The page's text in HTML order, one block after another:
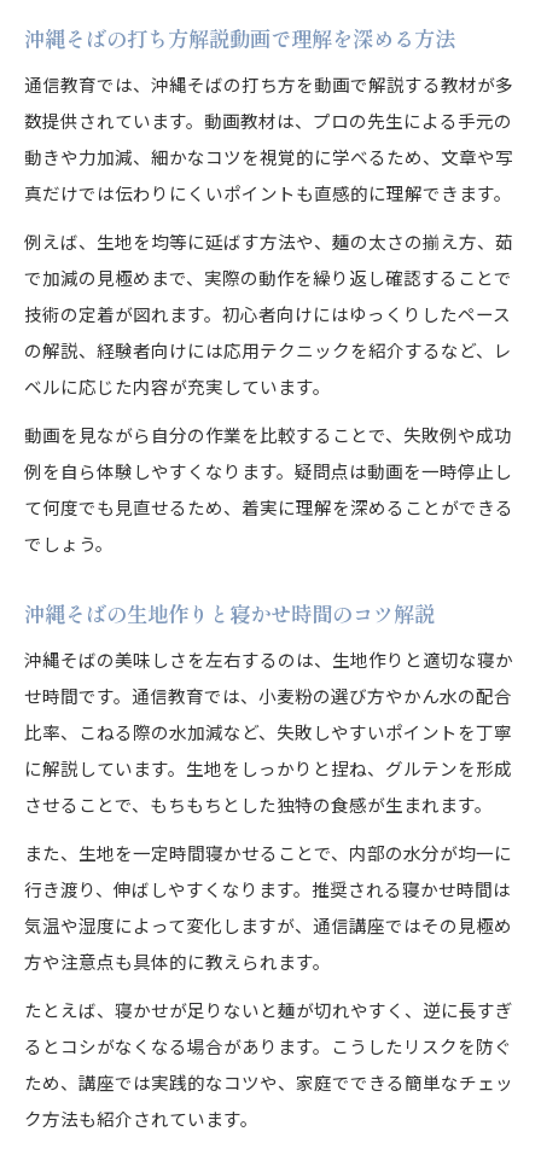
沖縄そばの打ち方解説動画で理解を深める方法
通信教育では、沖縄そばの打ち方を動画で解説する教材が多
数提供されています。動画教材は、プロの先生による手元の
動きや力加減、細かなコツを視覚的に学べるため、文章や写
真だけでは伝わりにくいポイントも直感的に理解できます。
例えば、生地を均等に延ばす方法や、麺の太さの揃え方、茹
で加減の見極めまで、実際の動作を繰り返し確認することで
技術の定着が図れます。初心者向けにはゆっくりしたペース
の解説、経験者向けには応用テクニックを紹介するなど、レ
ベルに応じた内容が充実しています。
動画を見ながら自分の作業を比較することで、失敗例や成功
例を自ら体験しやすくなります。疑問点は動画を一時停止し
て何度でも見直せるため、着実に理解を深めることができる
でしょう。
沖縄そばの生地作りと寝かせ時間のコツ解説
沖縄そばの美味しさを左右するのは、生地作りと適切な寝か
せ時間です。通信教育では、小麦粉の選び方やかん水の配合
比率、こねる際の水加減など、失敗しやすいポイントを丁寧
に解説しています。生地をしっかりと捏ね、グルテンを形成
させることで、もちもちとした独特の食感が生まれます。
また、生地を一定時間寝かせることで、内部の水分が均一に
行き渡り、伸ばしやすくなります。推奨される寝かせ時間は
気温や湿度によって変化しますが、通信講座ではその見極め
方や注意点も具体的に教えられます。
たとえば、寝かせが足りないと麺が切れやすく、逆に長すぎ
るとコシがなくなる場合があります。こうしたリスクを防ぐ
ため、講座では実践的なコツや、家庭でできる簡単なチェッ
ク方法も紹介されています。